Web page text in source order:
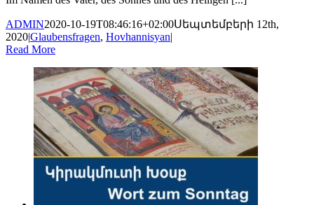
ADMIN2020-10-19T08:46:16+02:00Սեպտեմբերի 12th,
2020|Glaubensfragen, Hovhannisyan|
Read More